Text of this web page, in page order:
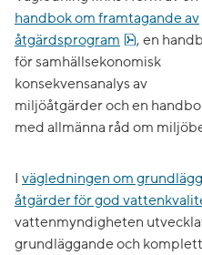
handbok om framtagande av
åtgärdsprogram
pdf, 816.6
, en
för samhällsekonomisk
konsekvensanalys av
miljöåtgärder och en
med allmänna råd om
I vägledningen om
åtgärder för god
vattenmyndigheten
grundläggande och